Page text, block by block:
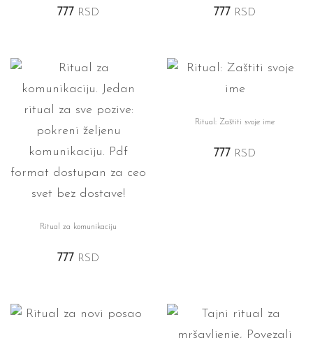
777 RSD 777 RSD
Ritual za komunikaciju
777 RSD
Ritual: Zaštiti svoje ime
777 RSD